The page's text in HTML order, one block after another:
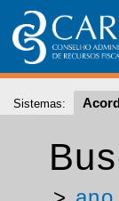
Sistemas: